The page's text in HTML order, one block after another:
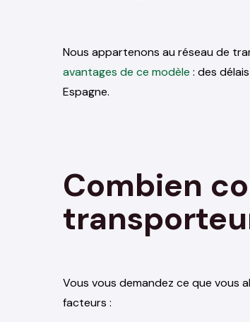
Nous appartenons au réseau de
avantages de ce modèle : des
Espagne.
Combien
Vous vous demandez ce que vous
facteurs :